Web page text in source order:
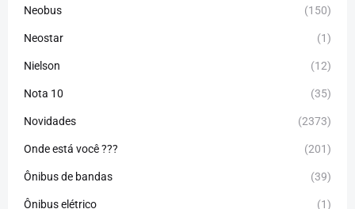
Neobus (150)
Neostar (1)
Nielson (12)
Nota 10 (35)
Novidades (2373)
Onde está você ??? (201)
Ônibus de bandas (39)
Ônibus elétrico (1)